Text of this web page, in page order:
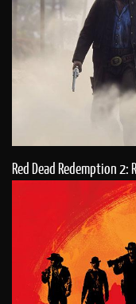
Red Dead Redemption 2: